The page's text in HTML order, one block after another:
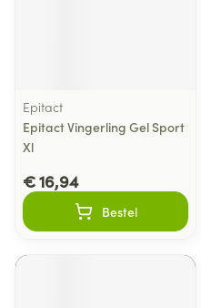
Epitact
Epitact Vingerling Gel Sport
Xl
€ 16,94
Bestel